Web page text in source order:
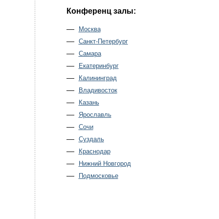
Конференц залы:
Москва
Санкт-Петербург
Самара
Екатеринбург
Калининград
Владивосток
Казань
Ярославль
Сочи
Суздаль
Краснодар
Нижний Новгород
Подмосковье